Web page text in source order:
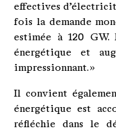
effectives
fois la demande
estimée à 120
énergétique et
impressionnant. »
Il convient
énergétique est
réfléchie dans le